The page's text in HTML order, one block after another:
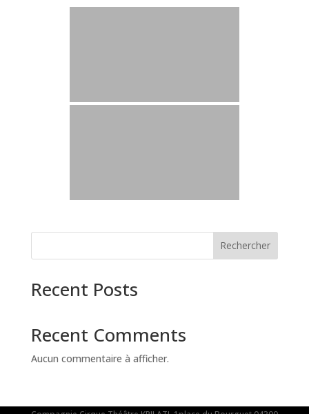
Rechercher
Recent Posts
Recent Comments
Aucun commentaire à afficher.